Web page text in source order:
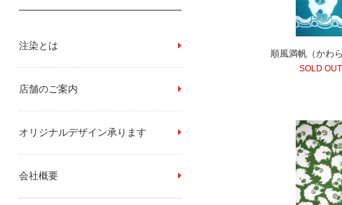
順風満帆（かわ
SOLD OUT
注染とは
店舗のご案内
オリジナルデザイン承ります
会社概要